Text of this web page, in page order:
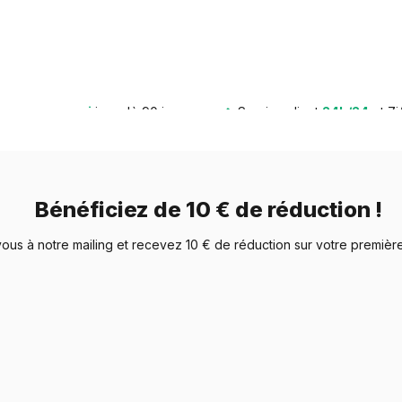
par les propriétaires du monde entier depuis des
conserver des couleurs vives et brillantes, année après année.
une beauté intemporelle rarement égalée.
l’émail est sa résistance à la rouille et à la corrosion. Cela le
Qu'il pleuve, qu'il neige ou qu'il fasse beau, un numéro de
brillante. Ce procédé garantit que chaque numéro de maison
sans souci jusqu'à 90 jours Service client 24h/24
et
Bénéficiez de 10 € de réduction !
à notre mailing et recevez 10 € de réduction sur votre